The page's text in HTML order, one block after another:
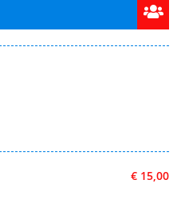
€ 15,00